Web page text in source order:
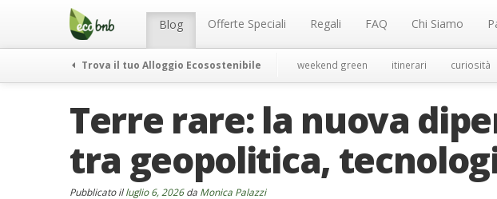
Menu Blog Offerte Speciali Regali FAQ Chi Siamo
Trova il tuo Alloggio Ecosostenibile weekend green itinerari curiosità
Terre rare: la nuova
tra geopolitica,
Pubblicato illuglio 6, 2026da Monica Palazzi